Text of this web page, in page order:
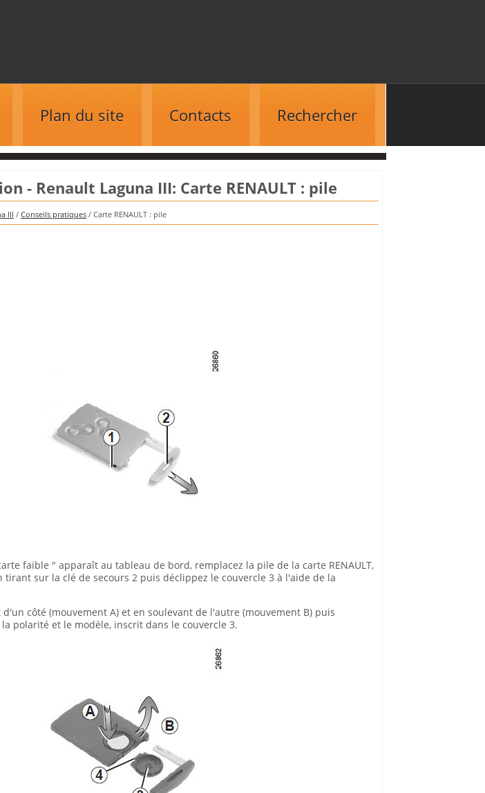
Plan du site Contacts Rechercher
- Renault Laguna III: Carte RENAULT : pile
III / Conseils pratiques / Carte RENAULT : pile
faible " apparaît au tableau de bord, remplacez la pile de la carte RENAULT,
tirant sur la clé de secours 2 puis déclippez le couvercle 3 à l'aide de la
côté (mouvement A) et en soulevant de l'autre (mouvement B) puis
polarité et le modèle, inscrit dans le couvercle 3.